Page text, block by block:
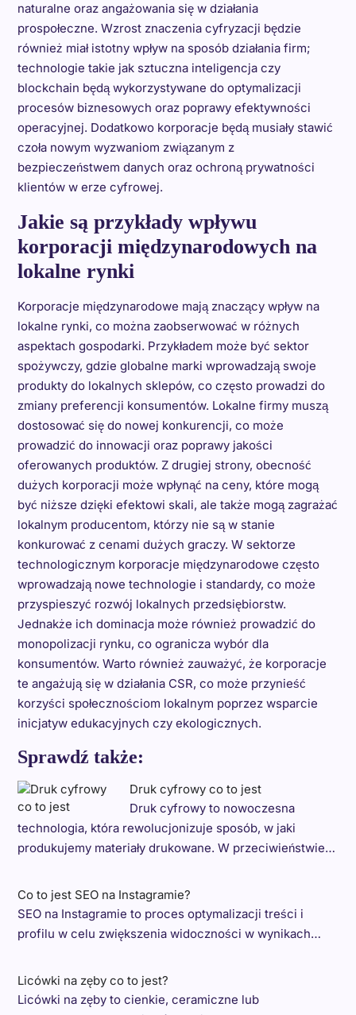
naturalne oraz angażowania się w działania
prospołeczne. Wzrost znaczenia cyfryzacji będzie
również miał istotny wpływ na sposób działania firm;
technologie takie jak sztuczna inteligencja czy
blockchain będą wykorzystywane do optymalizacji
procesów biznesowych oraz poprawy efektywności
operacyjnej. Dodatkowo korporacje będą musiały stawić
czoła nowym wyzwaniom związanym z
bezpieczeństwem danych oraz ochroną prywatności
klientów w erze cyfrowej.
Jakie są przykłady wpływu
korporacji międzynarodowych na
lokalne rynki
Korporacje międzynarodowe mają znaczący wpływ na
lokalne rynki, co można zaobserwować w różnych
aspektach gospodarki. Przykładem może być sektor
spożywczy, gdzie globalne marki wprowadzają swoje
produkty do lokalnych sklepów, co często prowadzi do
zmiany preferencji konsumentów. Lokalne firmy muszą
dostosować się do nowej konkurencji, co może
prowadzić do innowacji oraz poprawy jakości
oferowanych produktów. Z drugiej strony, obecność
dużych korporacji może wpłynąć na ceny, które mogą
być niższe dzięki efektowi skali, ale także mogą zagrażać
lokalnym producentom, którzy nie są w stanie
konkurować z cenami dużych graczy. W sektorze
technologicznym korporacje międzynarodowe często
wprowadzają nowe technologie i standardy, co może
przyspieszyć rozwój lokalnych przedsiębiorstw.
Jednakże ich dominacja może również prowadzić do
monopolizacji rynku, co ogranicza wybór dla
konsumentów. Warto również zauważyć, że korporacje
te angażują się w działania CSR, co może przynieść
korzyści społecznościom lokalnym poprzez wsparcie
inicjatyw edukacyjnych czy ekologicznych.
Sprawdź także:
Druk cyfrowy co to jest
Druk cyfrowy to nowoczesna
technologia, która rewolucjonizuje sposób, w jaki
produkujemy materiały drukowane. W przeciwieństwie…
Co to jest SEO na Instagramie?
SEO na Instagramie to proces optymalizacji treści i
profilu w celu zwiększenia widoczności w wynikach…
Licówki na zęby co to jest?
Licówki na zęby to cienkie, ceramiczne lub